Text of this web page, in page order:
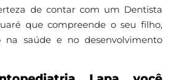
de contar com um Dentista
que compreende o seu filho,
na saúde e no desenvolvimento